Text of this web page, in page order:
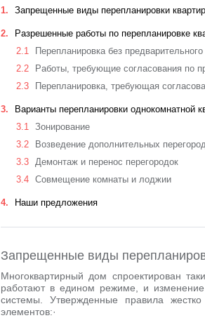
1 Запрещенные виды перепланировки
2
Разрешенные работы по перепланировке
2.1
Перепланировка без
2.2
Работы, требующие согласования по
2.3
Перепланировка, требующая
3
Варианты перепланировки однокомнатной
3.1 Зонирование
3.2
Возведение дополнительных
3.3 Демонтаж и перенос перегородок
3.4 Совмещение комнаты и лоджии
4 Наши предложения
Запрещенные виды
Многоквартирный дом спроектирован
работают в едином режиме, и
системы. Утвержденные правила
элементов:·